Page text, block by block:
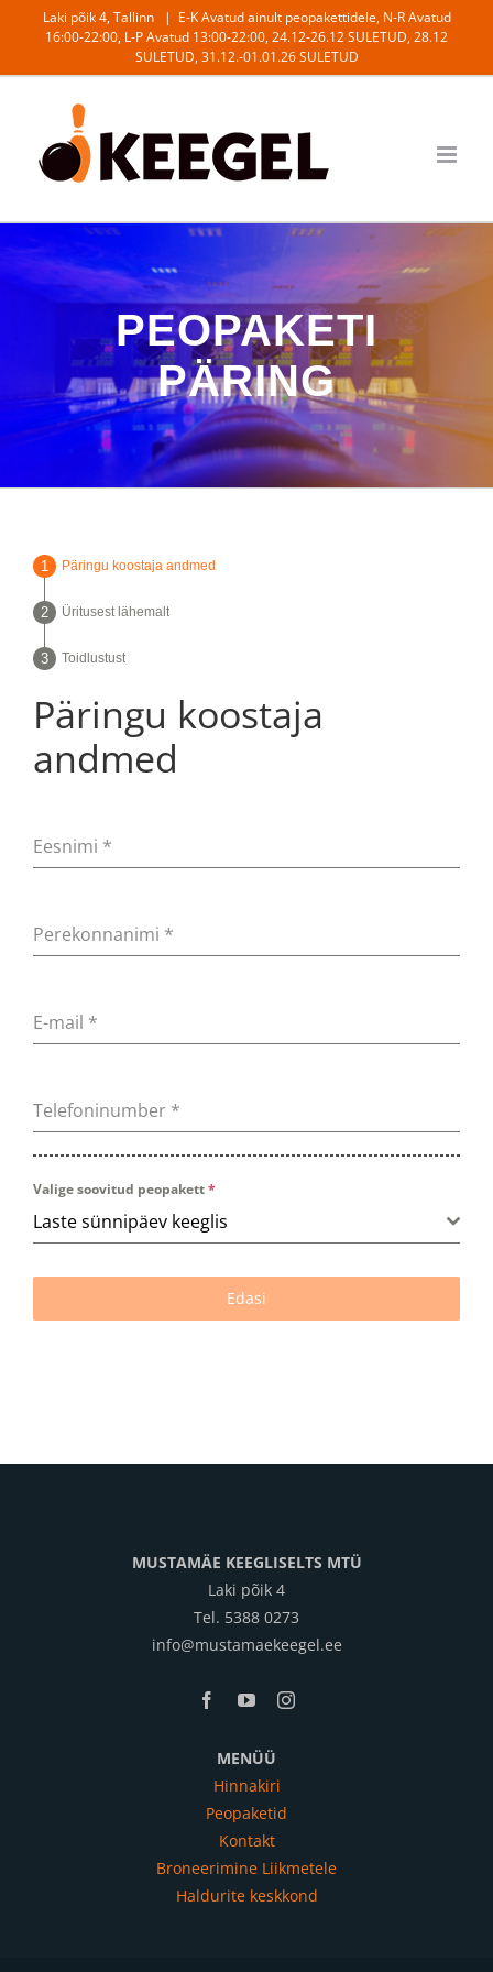
content
Laki põik 4, Tallinn | E-K Avatud ainult peopakettidele, N-R Avatud
16:00-22:00, L-P Avatud 13:00-22:00, 24.12-26.12 SULETUD, 28.12
SULETUD, 31.12.-01.01.26 SULETUD
PEOPAKETI
PÄRING
Päringu koostaja andmed
Üritusest lähemalt
Toidlustust
Päringu koostaja
andmed
Eesnimi *
Perekonnanimi *
E-mail *
Telefoninumber *
Valige soovitud peopakett*
Laste sünnipäev keeglis
Edasi
MUSTAMÄE KEEGLISELTS MTÜ
Laki põik 4
Tel. 5388 0273
info@mustamaekeegel.ee
MENÜÜ
Hinnakiri
Peopaketid
Kontakt
Broneerimine Liikmetele
Haldurite keskkond